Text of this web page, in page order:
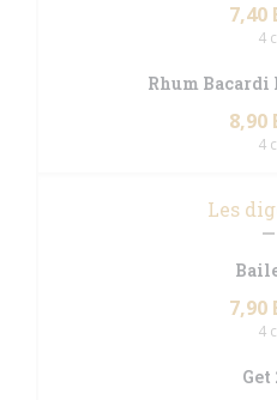
7,40
4
Rhum Bacardi
8,90
4
Les
7,90
4
Get